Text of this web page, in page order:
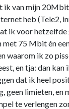
ik van mijn
heb (Tele2,
ik voor hetzelfde
met 75 Mbit én
waarom ik zo
en tja: dan kan
dat ik heel
geen limieten, en
te verlengen